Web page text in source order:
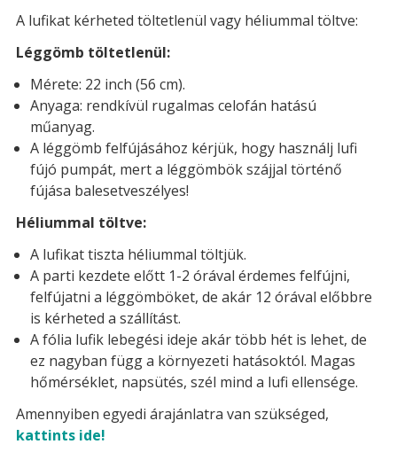
A lufikat kérheted töltetlenül vagy héliummal töltve:
Léggömb töltetlenül:
Mérete: 22 inch (56 cm).
Anyaga: rendkívül rugalmas celofán hatású
műanyag.
A léggömb felfújásához kérjük, hogy használj lufi
fújó pumpát, mert a léggömbök szájjal történő
fújása balesetveszélyes!
Héliummal töltve:
A lufikat tiszta héliummal töltjük.
A parti kezdete előtt 1-2 órával érdemes felfújni,
felfújatni a léggömböket, de akár 12 órával előbbre
is kérheted a szállítást.
A fólia lufik lebegési ideje akár több hét is lehet, de
ez nagyban függ a környezeti hatásoktól. Magas
hőmérséklet, napsütés, szél mind a lufi ellensége.
Amennyiben egyedi árajánlatra van szükséged,
kattints ide!